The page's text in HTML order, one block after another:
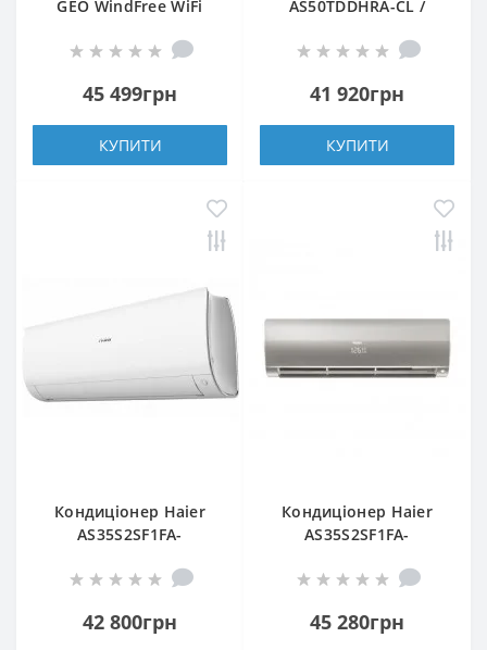
GEO WindFree WiFi
45 499грн
КУПИТИ
AS50TDDHRA-CL /
41 920грн
КУПИТИ
Кондиціонер Haier
AS35S2SF1FA-
42 800грн
Кондиціонер Haier
AS35S2SF1FA-
45 280грн